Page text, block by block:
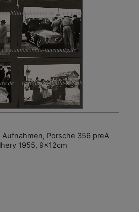
Porsche 356 preA
1955, 9x12cm